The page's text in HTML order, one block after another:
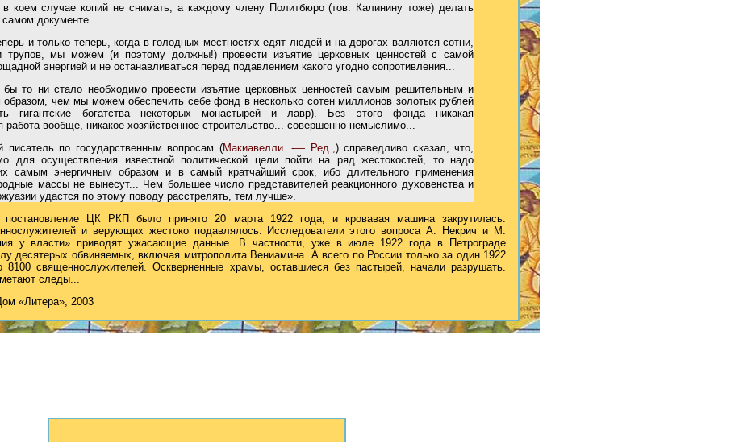
в коем случае копий не снимать, а каждому члену Политбюро (тов. Калинину тоже) делать
самом документе.
и только теперь, когда в голодных местностях едят людей и на дорогах валяются сотни,
трупов, мы можем (и поэтому должны!) провести изъятие церковных ценностей с самой
энергией и не останавливаться перед подавлением какого угодно сопротивления...
то ни стало необходимо провести изъятие церковных ценностей самым решительным и
чем мы можем обеспечить себе фонд в несколько сотен миллионов золотых рублей
гигантские богатства некоторых монастырей и лавр). Без этого фонда никакая
работа вообще, никакое хозяйственное строительство... совершенно немыслимо...
по государственным вопросам (Макиавелли. -— Ред.,) справедливо сказал, что,
для осуществления известной политической цели пойти на ряд жестокостей, то надо
самым энергичным образом и в самый кратчайший срок, ибо длительного применения
массы не вынесут... Чем большее число представителей реакционного духовенства и
удастся по этому поводу расстрелять, тем лучше».
постановление ЦК РКП было принято 20 марта 1922 года, и кровавая машина закрутилась.
и верующих жестоко подавлялось. Исследователи этого вопроса А. Некрич и М.
у власти» приводят ужасающие данные. В частности, уже в июле 1922 года в Петрограде
десятерых обвиняемых, включая митрополита Вениамина. А всего по России только за один 1922
8100 священнослужителей. Оскверненные храмы, оставшиеся без пастырей, начали разрушать.
следы...
«Литера», 2003